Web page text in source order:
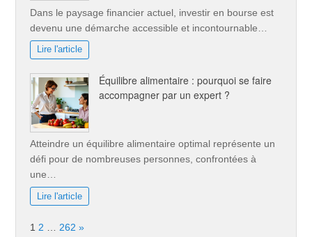
Dans le paysage financier actuel, investir en bourse est
devenu une démarche accessible et incontournable…
Lire l'article
Équilibre alimentaire : pourquoi se faire
accompagner par un expert ?
Atteindre un équilibre alimentaire optimal représente un
défi pour de nombreuses personnes, confrontées à
une…
Lire l'article
Page:
1 2 … 262 Next
»